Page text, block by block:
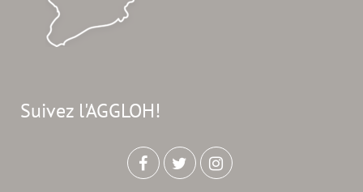
Suivez l'AGGLOH!